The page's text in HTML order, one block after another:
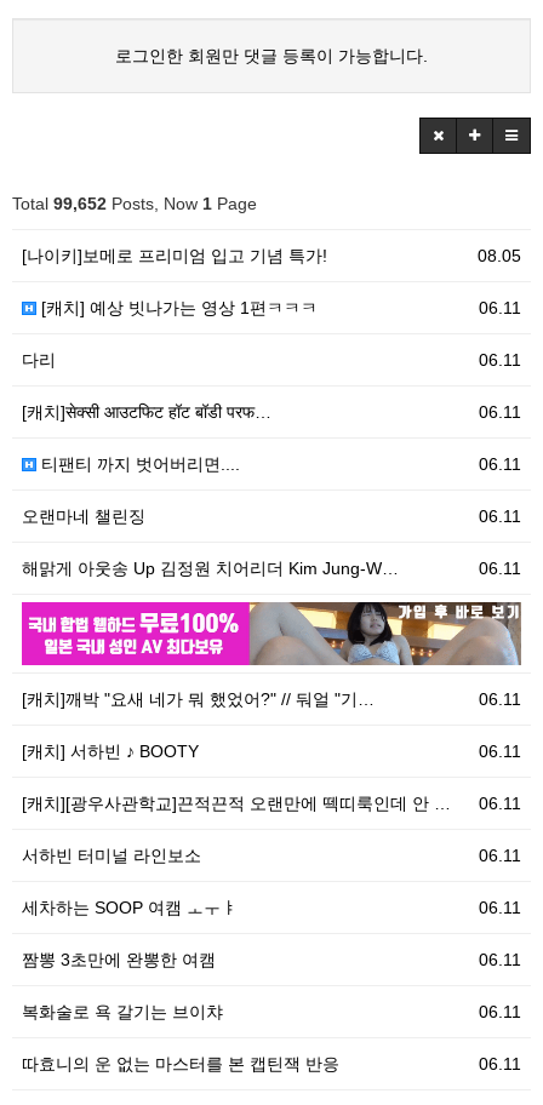
로그인한 회원만 댓글 등록이 가능합니다.
Total 99,652 Posts, Now 1 Page
08.05
[나이키]보메로 프리미엄 입고 기념 특가!
06.11
[캐치] 예상 빗나가는 영상 1편ㅋㅋㅋ
06.11
다리
06.11
[캐치]सेक्सी आउटफिट हॉट बॉडी परफ…
06.11
티팬티 까지 벗어버리면....
06.11
오랜마네 챌린징
06.11
해맑게 아웃송 Up 김정원 치어리더 Kim Jung-W…
06.11
06.11
[캐치]깨박 "요새 네가 뭐 했었어?" // 둬얼 "기…
06.11
[캐치] 서하빈 ♪ BOOTY
06.11
[캐치][광우사관학교]끈적끈적 오랜만에 떽띠룩인데 안 …
06.11
서하빈 터미널 라인보소
06.11
세차하는 SOOP 여캠 ㅗㅜㅑ
06.11
짬뽕 3초만에 완뽕한 여캠
06.11
복화술로 욕 갈기는 브이챠
06.11
따효니의 운 없는 마스터를 본 캡틴잭 반응